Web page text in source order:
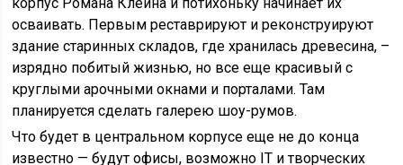
осваивать. Первым реставрируют и реконструируют
здание старинных складов, где хранилась древесина, –
изрядно побитый жизнью, но все еще красивый с
круглыми арочными окнами и порталами. Там
планируется сделать галерею шоу-румов.
Что будет в центральном корпусе еще не до конца
известно — будут офисы, возможно IT и творческих